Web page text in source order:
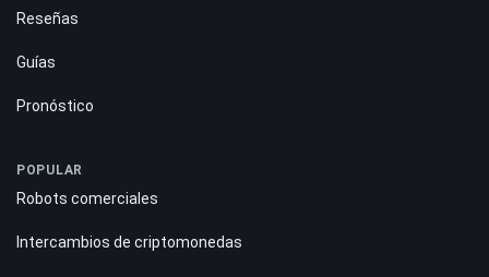
Reseñas
Guías
Pronóstico
POPULAR
Robots comerciales
Intercambios de criptomonedas